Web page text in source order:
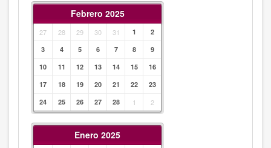
Febrero 2025
27 28 29 30 31 1
2
3
4 5 6 7 8
9
10
11 12 13 14 15
16
17
18 19 20 21 22
23
24
25 26 27 28 1 2
Enero 2025